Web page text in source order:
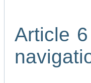
Article